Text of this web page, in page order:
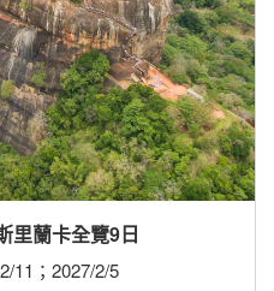
里蘭卡全覽9日
11；2027/2/5